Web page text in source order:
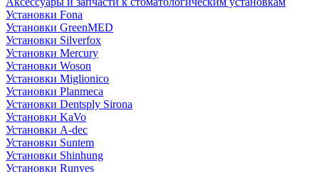
Установки Fona
Установки GreenMED
Установки Silverfox
Установки Mercury
Установки Woson
Установки Miglionico
Установки Planmeca
Установки Dentsply Sirona
Установки KaVo
Установки A-dec
Установки Suntem
Установки Shinhung
Установки Runyes